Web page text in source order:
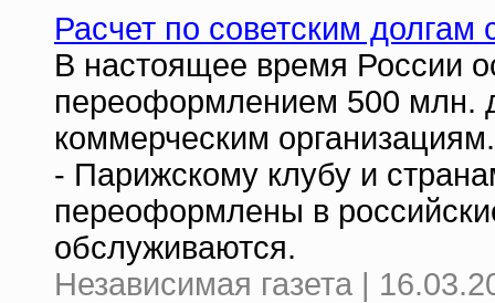
Расчет по советским долгам
В настоящее время России
переоформлением 500 млн.
коммерческим
- Парижскому клубу и
переоформлены в
обслуживаются.
Независимая газета |